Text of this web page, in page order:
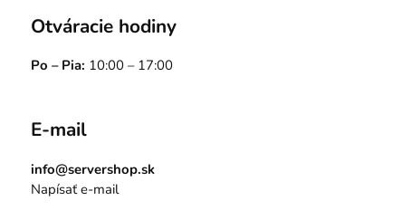
Otváracie hodiny
Po – Pia: 10:00 – 17:00
E-mail
info@servershop.sk
Napísať e-mail